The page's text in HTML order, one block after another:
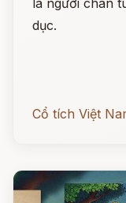
là người chân
dục.
Cổ tích Việt